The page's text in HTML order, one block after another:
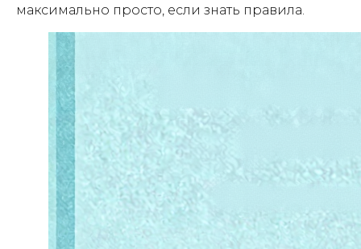
максимально просто, если знать правила.